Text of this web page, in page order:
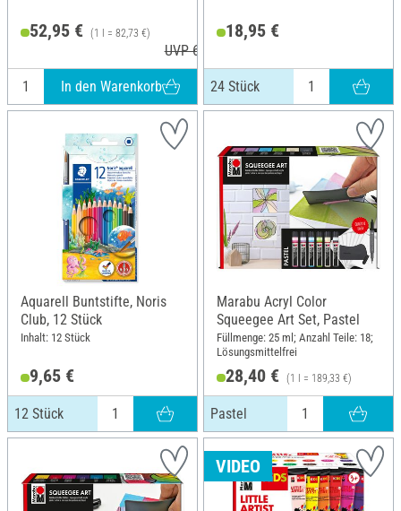
52,95 € (1 l = 82,73 €)
UVP 62,29 €
In den Warenkorb
18,95 €
24 Stück
Aquarell Buntstifte, Noris
Club, 12 Stück
Inhalt: 12 Stück
9,65 €
12 Stück
Marabu Acryl Color
Squeegee Art Set, Pastel
Füllmenge: 25 ml; Anzahl Teile: 18;
Lösungsmittelfrei
28,40 € (1 l = 189,33 €)
Pastel
VIDEO